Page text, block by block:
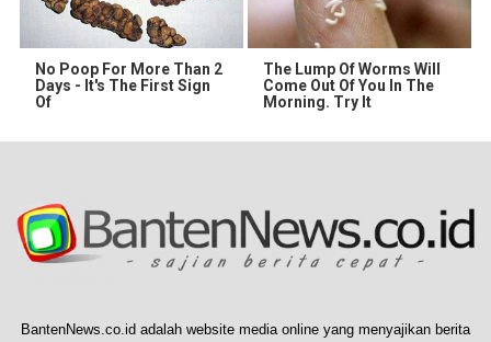
No Poop For More Than 2
Days - It's The First Sign
Of
The Lump Of Worms Will
Come Out Of You In The
Morning. Try It
BantenNews.co.id adalah website media online yang menyajikan berita